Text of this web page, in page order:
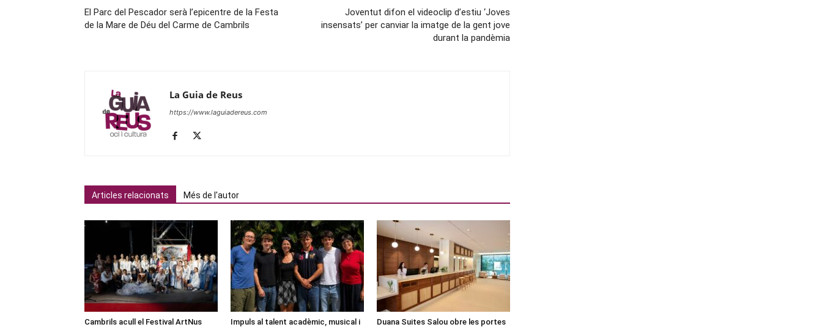
El Parc del Pescador serà l’epicentre de la Festa
de la Mare de Déu del Carme de Cambrils
Joventut difon el videoclip d’estiu ‘Joves
insensats’ per canviar la imatge de la gent jove
durant la pandèmia
La Guia de Reus
https://www.laguiadereus.com
Articles relacionats Més de l'autor
Cambrils acull el Festival ArtNus
Impuls al talent acadèmic, musical i
Duana Suites Salou obre les portes